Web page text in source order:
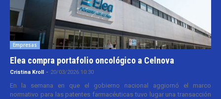
Empresas
Elea compra portafolio oncológico a Celnova
Cristina Kroll - 20/03/2026 10:30
En la semana en que el gobierno nacional aggiornó el marco
normativo para las patentes farmacéuticas tuvo lugar una transacción